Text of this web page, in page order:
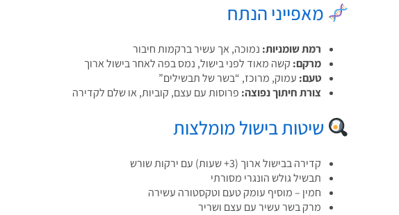
מאפייני הנתח
רמת שומניות: נמוכה, אך עשיר ברקמות חיבור
מרקם: קשה מאוד לפני בישול, נמס בפה לאחר בישול ארוך
טעם: עמוק, מרוכז, “בשר של תבשילים”
צורת חיתוך נפוצה: פרוסות עם עצם, קוביות, או שלם לקדירה
שיטות בישול מומלצות
קדירה בבישול ארוך (3+ שעות) עם ירקות שורש
תבשיל גולש הונגרי מסורתי
חמין – מוסיף עומק טעם וטקסטורה עשירה
מרק בשר עשיר עם עצם ושריר